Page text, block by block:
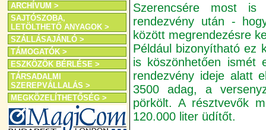
ARCHÍVUM >
SAJTÓSZOBA,
LETÖLTHETŐ ANYAGOK >
SZÁLLÁSAJÁNLÓ >
TÁMOGATÓK >
ESZKÖZÖK BÉRLÉSE >
TÁRSADALMI
SZEREPVÁLLALÁS >
MEGKÖZELÍTHETŐSÉG >
Szerencsére most is
rendezvény után -
között megrendezésre
Például bizonyítható ez
is köszönhetően ismét
rendezvény ideje alatt
3500 adag, a
pörkölt. A résztvevők
120.000 liter üdítőt.